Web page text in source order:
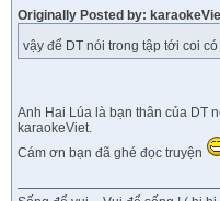
Originally Posted by:
vậy để DT nói trong tập tới coi
Anh Hai Lúa là bạn thân của DT
karaokeViet.
Cám ơn bạn đã ghé đọc truyện